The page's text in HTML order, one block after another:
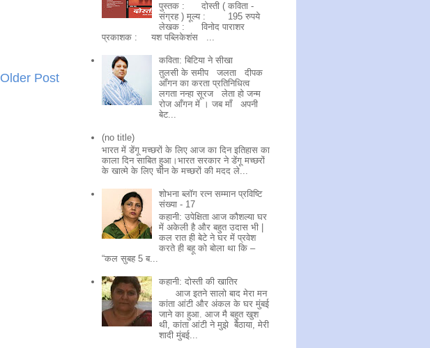
Older Post
पुस्तक : दोस्ती ( कविता -
संग्रह ) मूल्य : 195 रुपये
लेखक : विनोद पाराशर
प्रकाशक : यश पब्लिकेशंस ...
कविता: बिटिया ने सीखा
तुलसी के समीप जलता दीपक
आँगन का करता प्रतिनिधित्व
लगता नन्हा सूरज लेता हो जन्म
रोज आँगन में । जब माँ अपनी
बेट...
(no title)
भारत में डेंगू मच्छरों के लिए आज का दिन इतिहास का
काला दिन साबित हुआ।भारत सरकार ने डेंगू मच्छरों
के खात्मे के लिए चीन के मच्छरों की मदद ले...
शोभना ब्लॉग रत्न सम्मान प्रविष्टि
संख्या - 17
कहानी: उपेक्षिता आज कौशल्या घर
में अकेली है और बहुत उदास भी |
कल रात ही बेटे ने घर में प्रवेश
करते ही बहू को बोला था कि –
“कल सुबह 5 ब...
कहानी: दोस्ती की खातिर
आज इतने सालो बाद मेरा मन
कांता आंटी और अंकल के घर मुंबई
जाने का हुआ. आज मै बहुत खुश
थी, कांता आंटी ने मुझे बैठाया, मेरी
शादी मुंबई...